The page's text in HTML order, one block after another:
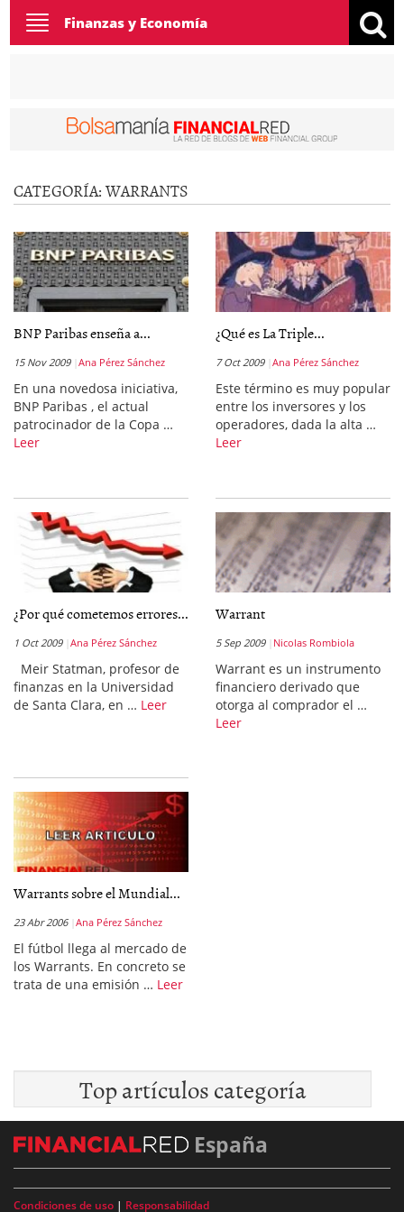
Toggle
navigation
Finanzas y Economía
CATEGORÍA:WARRANTS
BNP Paribas enseña a...
15 Nov 2009 Ana Pérez Sánchez
En una novedosa iniciativa,
BNP Paribas , el actual
patrocinador de la Copa …
Leer
¿Qué es La Triple...
7 Oct 2009 Ana Pérez Sánchez
Este término es muy popular
entre los inversores y los
operadores, dada la alta …
Leer
¿Por qué cometemos errores...
1 Oct 2009 Ana Pérez Sánchez
Meir Statman, profesor de
finanzas en la Universidad
de Santa Clara, en … Leer
Warrant
5 Sep 2009 Nicolas Rombiola
Warrant es un instrumento
financiero derivado que
otorga al comprador el …
Leer
Warrants sobre el Mundial...
23 Abr 2006 Ana Pérez Sánchez
El fútbol llega al mercado de
los Warrants. En concreto se
trata de una emisión … Leer
Top artículos categoría
España
Condiciones de uso | Responsabilidad